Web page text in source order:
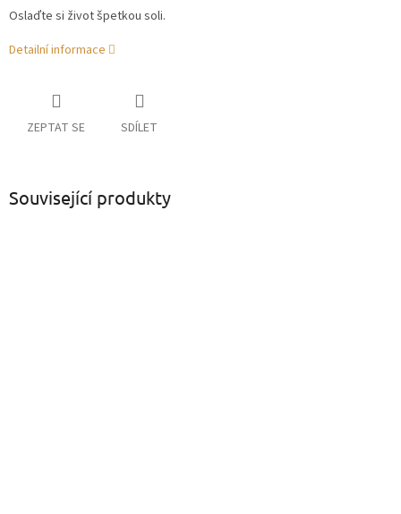
Oslaďte si život špetkou soli.
Detailní informace
ZEPTAT SE SDÍLET
Související produkty